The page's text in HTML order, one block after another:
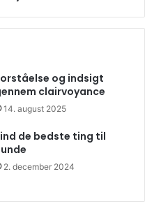
og indsigt
clairvoyance
14. august 2025
de bedste ting til
2. december 2024